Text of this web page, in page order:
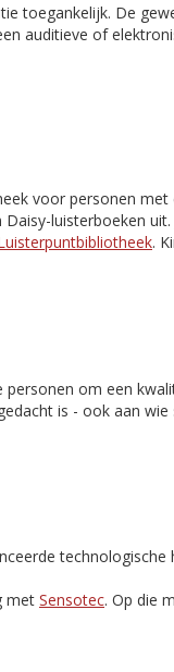
toegankelijk. De
auditieve of
voor personen met
luisterboeken
.
personen om een
is - ook aan wie
met Sensotec. Op die